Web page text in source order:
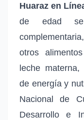
Huaraz en
de edad se
otros
leche
de energía y
Nacional de
Desarrollo e